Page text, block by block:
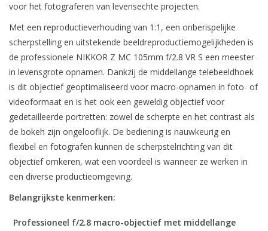
voor het fotograferen van levensechte projecten.
Met een reproductieverhouding van 1:1, een onberispelijke
scherpstelling en uitstekende beeldreproductiemogelijkheden is
de professionele NIKKOR Z MC 105mm f/2.8 VR S een meester
in levensgrote opnamen. Dankzij de middellange telebeeldhoek
is dit objectief geoptimaliseerd voor macro-opnamen in foto- of
videoformaat en is het ook een geweldig objectief voor
gedetailleerde portretten: zowel de scherpte en het contrast als
de bokeh zijn ongelooflijk. De bediening is nauwkeurig en
flexibel en fotografen kunnen de scherpstelrichting van dit
objectief omkeren, wat een voordeel is wanneer ze werken in
een diverse productieomgeving.
Belangrijkste kenmerken:
Professioneel f/2.8 macro-objectief met middellange